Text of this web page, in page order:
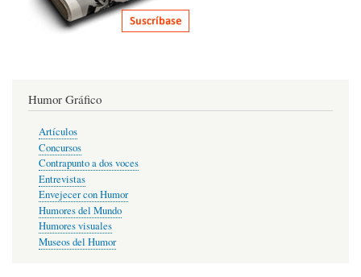
Humor Gráfico
Artículos
Concursos
Contrapunto a dos voces
Entrevistas
Envejecer con Humor
Humores del Mundo
Humores visuales
Museos del Humor